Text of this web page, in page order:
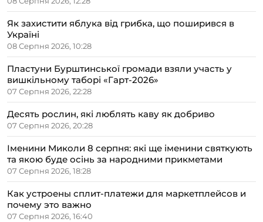
Як захистити яблука від грибка, що поширився в
Україні
08 Серпня 2026, 10:28
Пластуни Бурштинської громади взяли участь у
вишкільному таборі «Гарт-2026»
07 Серпня 2026, 22:28
Десять рослин, які люблять каву як добриво
07 Серпня 2026, 20:28
Іменини Миколи 8 серпня: які ще іменини святкують
та якою буде осінь за народними прикметами
07 Серпня 2026, 18:28
Как устроены сплит-платежи для маркетплейсов и
почему это важно
07 Серпня 2026, 16:40